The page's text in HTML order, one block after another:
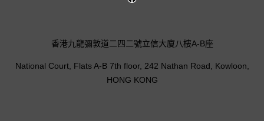
香港九龍彌敦道二四二號立信大廈八樓A-B座
National Court, Flats A-B 7th floor, 242 Nathan Road, Kowloon,
HONG KONG